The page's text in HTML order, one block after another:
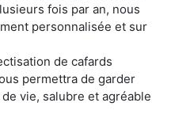
fois par an, nous
personnalisée et sur
de cafards
permettra de garder
vie, salubre et agréable